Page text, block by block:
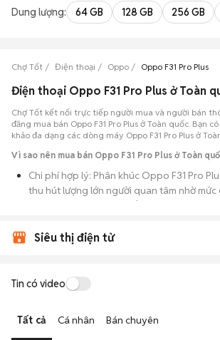
Dung lượng: 64 GB 128 GB 256 GB
Chợ Tốt Điện thoại Oppo Oppo F31 Pro Plus
Chợ Tốt kết nối trực tiếp người mua và người bán
đăng mua bán Oppo F31 Pro Plus ở Toàn quốc. Bạn
khảo đa dạng các dòng máy Oppo F31 Pro Plus ở
Vì sao nên mua bán Oppo F31 Pro Plus ở Toàn
Chi phí hợp lý: Phân khúc Oppo F31 Pro
thu hút lượng lớn người quan tâm nhờ
thời gian, phù hợp với số đông.
Toàn quốc cung cấp cho bạn nhiều lựa
Giao dịch thực tế: Việc gặp nhau trực tiếp
Siêu thị điện tử
Tin có video
Tất cả Cá nhân Bán chuyên